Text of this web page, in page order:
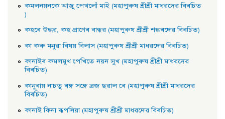
কমলনয়নকে আজু পেখলোঁ মাই (মহাপুৰুষ শ্ৰীশ্ৰী মাধৱদেৱ বিৰচিত
)
কহৰে উদ্ধৱ, কহ প্রাণেৰ বান্ধৱ (মহাপুৰুষ শ্ৰীশ্ৰী শঙ্কৰদেৱ বিৰচিত)
কা কৰু মনুৱা বিষয় বিলাস (মহাপুৰুষ শ্ৰীশ্ৰী মাধৱদেৱ বিৰচিত)
কানাইৰ কমলমুখ পেখিতে নয়ন সুখ (মহাপুৰুষ শ্ৰীশ্ৰী মাধৱদেৱ
বিৰচিত)
কানুৰায় নাচতু ৰঙ্গ সঙ্গে ব্রজ ছৱাল ৰে (মহাপুৰুষ শ্ৰীশ্ৰী মাধৱদেৱ
বিৰচিত)
কানাই কিনা ৰূপসিয়া (মহাপুৰুষ শ্ৰীশ্ৰী মাধৱদেৱ বিৰচিত)